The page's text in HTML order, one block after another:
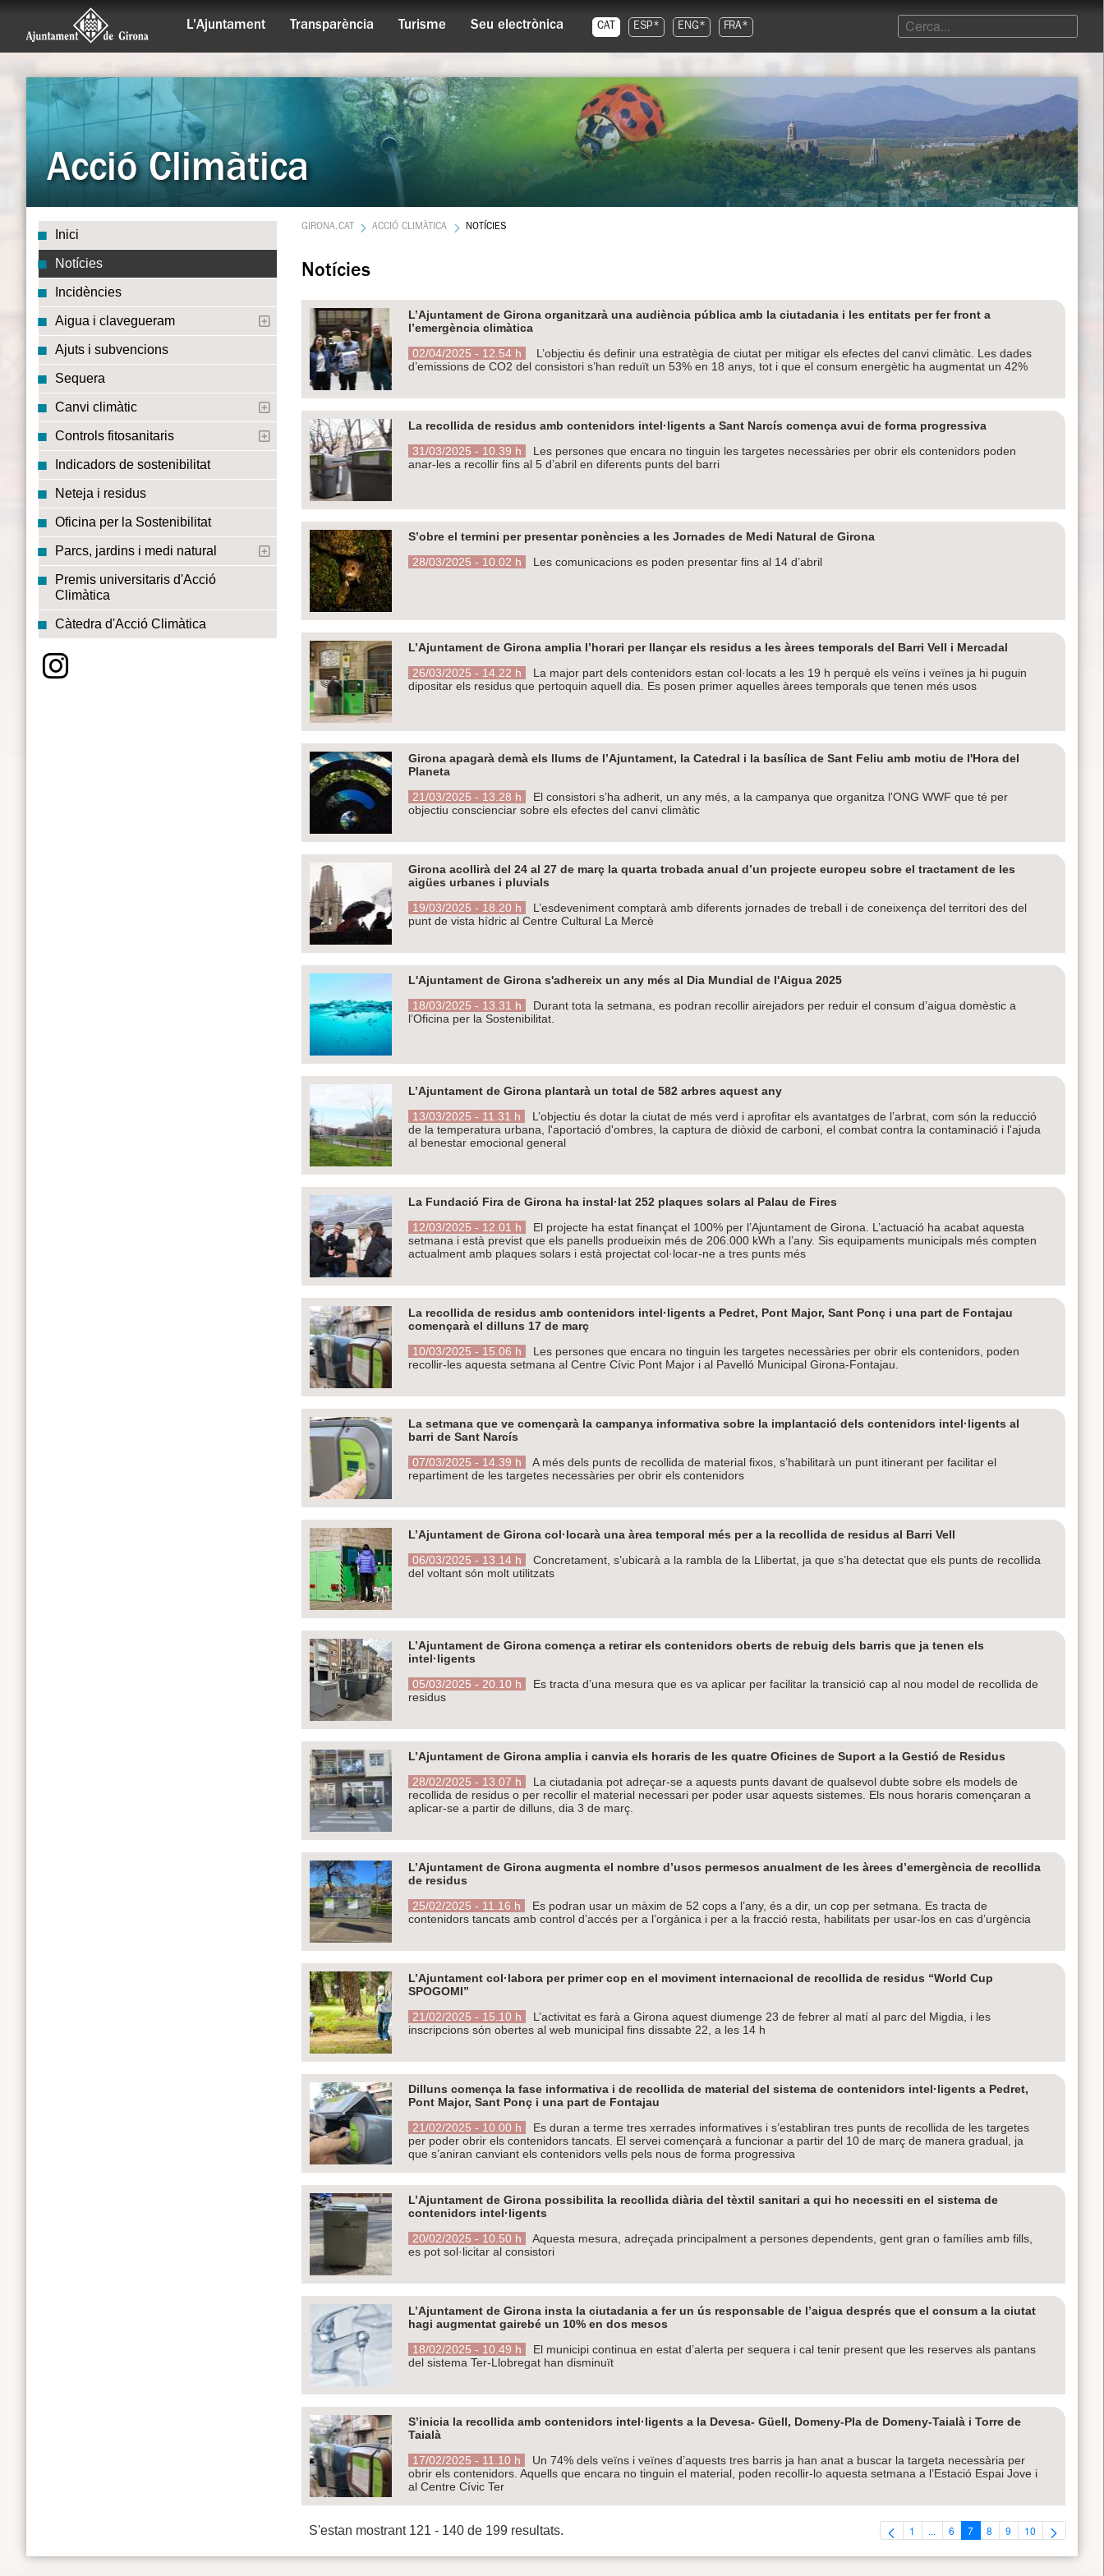
L'Ajuntament Transparència Turisme Seu electrònica CAT ESP* ENG* FRA*
Acció Climàtica
Inici
Notícies
Incidències
Aigua i clavegueram
Ajuts i subvencions
Sequera
Canvi climàtic
Controls fitosanitaris
Indicadors de sostenibilitat
Neteja i residus
Oficina per la Sostenibilitat
Parcs, jardins i medi natural
Premis universitaris d'Acció
Climàtica
Càtedra d'Acció Climàtica
GIRONA.CAT ACCIÓ CLIMÀTICA NOTÍCIES
Notícies
L’Ajuntament de Girona organitzarà una audiència pública amb la ciutadania i les entitats per fer front a
l’emergència climàtica
02/04/2025 - 12.54 h
L’objectiu és definir una estratègia de ciutat per mitigar els efectes del canvi climàtic. Les dades
d’emissions de CO2 del consistori s’han reduït un 53% en 18 anys, tot i que el consum energètic ha augmentat un 42%
La recollida de residus amb contenidors intel·ligents a Sant Narcís comença avui de forma progressiva
31/03/2025 - 10.39 h
Les persones que encara no tinguin les targetes necessàries per obrir els contenidors poden
anar-les a recollir fins al 5 d’abril en diferents punts del barri
S’obre el termini per presentar ponències a les Jornades de Medi Natural de Girona
28/03/2025 - 10.02 h
Les comunicacions es poden presentar fins al 14 d’abril
L’Ajuntament de Girona amplia l’horari per llançar els residus a les àrees temporals del Barri Vell i Mercadal
26/03/2025 - 14.22 h
La major part dels contenidors estan col·locats a les 19 h perquè els veïns i veïnes ja hi puguin
dipositar els residus que pertoquin aquell dia. Es posen primer aquelles àrees temporals que tenen més usos
Girona apagarà demà els llums de l’Ajuntament, la Catedral i la basílica de Sant Feliu amb motiu de l'Hora del
Planeta
21/03/2025 - 13.28 h
El consistori s’ha adherit, un any més, a la campanya que organitza l'ONG WWF que té per
objectiu conscienciar sobre els efectes del canvi climàtic
Girona acollirà del 24 al 27 de març la quarta trobada anual d’un projecte europeu sobre el tractament de les
aigües urbanes i pluvials
19/03/2025 - 18.20 h
L’esdeveniment comptarà amb diferents jornades de treball i de coneixença del territori des del
punt de vista hídric al Centre Cultural La Mercè
L'Ajuntament de Girona s'adhereix un any més al Dia Mundial de l'Aigua 2025
18/03/2025 - 13.31 h
Durant tota la setmana, es podran recollir airejadors per reduir el consum d’aigua domèstic a
l’Oficina per la Sostenibilitat.
L’Ajuntament de Girona plantarà un total de 582 arbres aquest any
13/03/2025 - 11.31 h
L’objectiu és dotar la ciutat de més verd i aprofitar els avantatges de l’arbrat, com són la reducció
de la temperatura urbana, l'aportació d'ombres, la captura de diòxid de carboni, el combat contra la contaminació i l'ajuda
al benestar emocional general
La Fundació Fira de Girona ha instal·lat 252 plaques solars al Palau de Fires
12/03/2025 - 12.01 h
El projecte ha estat finançat el 100% per l’Ajuntament de Girona. L’actuació ha acabat aquesta
setmana i està previst que els panells produeixin més de 206.000 kWh a l’any. Sis equipaments municipals més compten
actualment amb plaques solars i està projectat col·locar-ne a tres punts més
La recollida de residus amb contenidors intel·ligents a Pedret, Pont Major, Sant Ponç i una part de Fontajau
començarà el dilluns 17 de març
10/03/2025 - 15.06 h
Les persones que encara no tinguin les targetes necessàries per obrir els contenidors, poden
recollir-les aquesta setmana al Centre Cívic Pont Major i al Pavelló Municipal Girona-Fontajau.
La setmana que ve començarà la campanya informativa sobre la implantació dels contenidors intel·ligents al
barri de Sant Narcís
07/03/2025 - 14.39 h
A més dels punts de recollida de material fixos, s’habilitarà un punt itinerant per facilitar el
repartiment de les targetes necessàries per obrir els contenidors
L’Ajuntament de Girona col·locarà una àrea temporal més per a la recollida de residus al Barri Vell
06/03/2025 - 13.14 h
Concretament, s’ubicarà a la rambla de la Llibertat, ja que s’ha detectat que els punts de recollida
del voltant són molt utilitzats
L’Ajuntament de Girona comença a retirar els contenidors oberts de rebuig dels barris que ja tenen els
intel·ligents
05/03/2025 - 20.10 h
Es tracta d’una mesura que es va aplicar per facilitar la transició cap al nou model de recollida de
residus
L’Ajuntament de Girona amplia i canvia els horaris de les quatre Oficines de Suport a la Gestió de Residus
28/02/2025 - 13.07 h
La ciutadania pot adreçar-se a aquests punts davant de qualsevol dubte sobre els models de
recollida de residus o per recollir el material necessari per poder usar aquests sistemes. Els nous horaris començaran a
aplicar-se a partir de dilluns, dia 3 de març.
L’Ajuntament de Girona augmenta el nombre d’usos permesos anualment de les àrees d’emergència de recollida
de residus
25/02/2025 - 11.16 h
Es podran usar un màxim de 52 cops a l’any, és a dir, un cop per setmana. Es tracta de
contenidors tancats amb control d’accés per a l’orgànica i per a la fracció resta, habilitats per usar-los en cas d’urgència
L’Ajuntament col·labora per primer cop en el moviment internacional de recollida de residus “World Cup
SPOGOMI”
21/02/2025 - 15.10 h
L’activitat es farà a Girona aquest diumenge 23 de febrer al matí al parc del Migdia, i les
inscripcions són obertes al web municipal fins dissabte 22, a les 14 h
Dilluns comença la fase informativa i de recollida de material del sistema de contenidors intel·ligents a Pedret,
Pont Major, Sant Ponç i una part de Fontajau
21/02/2025 - 10.00 h
Es duran a terme tres xerrades informatives i s’establiran tres punts de recollida de les targetes
per poder obrir els contenidors tancats. El servei començarà a funcionar a partir del 10 de març de manera gradual, ja
que s’aniran canviant els contenidors vells pels nous de forma progressiva
L’Ajuntament de Girona possibilita la recollida diària del tèxtil sanitari a qui ho necessiti en el sistema de
contenidors intel·ligents
20/02/2025 - 10.50 h
Aquesta mesura, adreçada principalment a persones dependents, gent gran o famílies amb fills,
es pot sol·licitar al consistori
L’Ajuntament de Girona insta la ciutadania a fer un ús responsable de l’aigua després que el consum a la ciutat
hagi augmentat gairebé un 10% en dos mesos
18/02/2025 - 10.49 h
El municipi continua en estat d’alerta per sequera i cal tenir present que les reserves als pantans
del sistema Ter-Llobregat han disminuït
S’inicia la recollida amb contenidors intel·ligents a la Devesa- Güell, Domeny-Pla de Domeny-Taialà i Torre de
Taialà
17/02/2025 - 11.10 h
Un 74% dels veïns i veïnes d’aquests tres barris ja han anat a buscar la targeta necessària per
obrir els contenidors. Aquells que encara no tinguin el material, poden recollir-lo aquesta setmana a l’Estació Espai Jove i
al Centre Cívic Ter
S'estan mostrant 121 - 140 de 199 resultats. Pàgina
1 ...Pàgines intermèdies Utilitzeu TAB per
Pàgina
6 Pàgina
7 Pàgina
8 Pàgina
9 Pàgina
10